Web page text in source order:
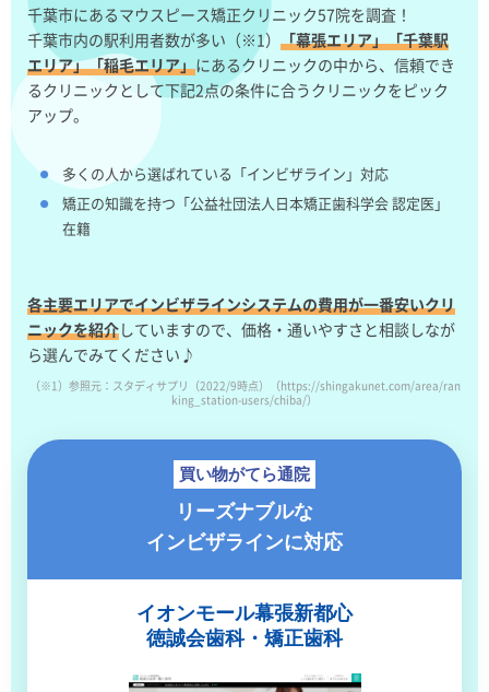
千葉市にあるマウスピース矯正クリニック57院を調査！
千葉市内の駅利用者数が多い（※1） 「幕張エリア」「千葉駅
エリア」「稲毛エリア」にあるクリニックの中から、信頼でき
るクリニックとして下記2点の条件に合うクリニックをピック
アップ。
多くの人から選ばれている「インビザライン」対応
矯正の知識を持つ「公益社団法人日本矯正歯科学会 認定医」
在籍
各主要エリアでインビザラインシステムの費用が一番安いクリ
ニックを紹介していますので、価格・通いやすさと相談しなが
ら選んでみてください♪
（※1）参照元：スタディサプリ（2022/9時点）（https://shingakunet.com/area/ran
king_station-users/chiba/）
買い物がてら通院
リーズナブルな
インビザラインに対応
イオンモール幕張新都心
徳誠会歯科・矯正歯科